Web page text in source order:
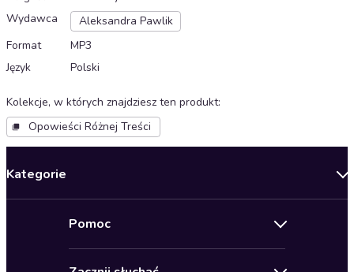
Wydawca
Aleksandra Pawlik
Format
MP3
Język
Polski
Kolekcje, w których znajdziesz ten produkt:
Opowieści Różnej Treści
Kategorie
Pomoc